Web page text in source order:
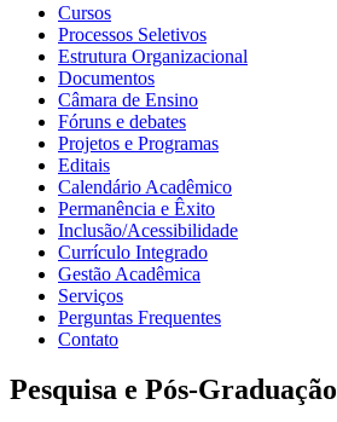
Cursos
Processos Seletivos
Estrutura Organizacional
Documentos
Câmara de Ensino
Fóruns e debates
Projetos e Programas
Editais
Calendário Acadêmico
Permanência e Êxito
Inclusão/Acessibilidade
Currículo Integrado
Gestão Acadêmica
Serviços
Perguntas Frequentes
Contato
Pesquisa e Pós-Graduação